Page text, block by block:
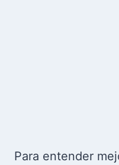
Para entender